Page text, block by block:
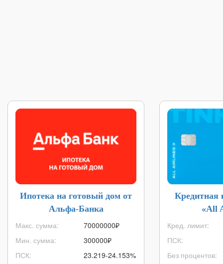
Ипотека на готовый дом от
Альфа-Банка
Макс. сумма:
Мин. сумма:
ПСК:
70000000₽
300000₽
23.219-24.153%
Кредитная
«All
Кред. лимит:
ПСК:
Без процентов: